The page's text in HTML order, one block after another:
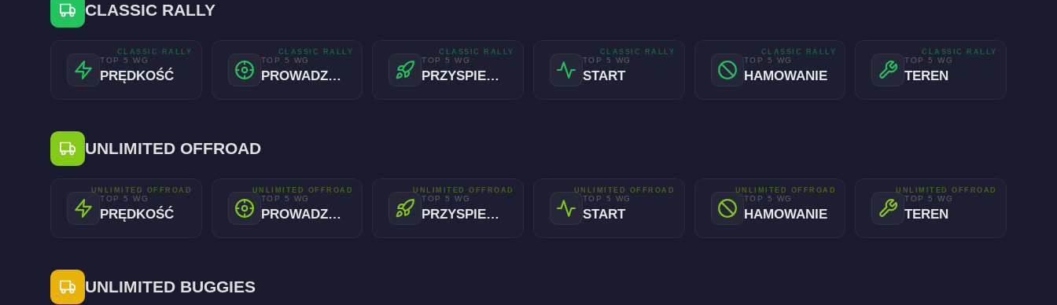
CLASSIC RALLY
TOP 5 WG
PRĘDKOŚĆ
CLASSIC RALLY
TOP 5 WG
PROWADZENIE
CLASSIC RALLY
TOP 5 WG
PRZYSPIESZENIE
CLASSIC RALLY
TOP 5 WG
START
CLASSIC RALLY
TOP 5 WG
HAMOWANIE
CLASSIC RALLY
TOP 5 WG
TEREN
CLASSIC RALLY
UNLIMITED OFFROAD
TOP 5 WG
PRĘDKOŚĆ
UNLIMITED OFFROAD
TOP 5 WG
PROWADZENIE
UNLIMITED OFFROAD
TOP 5 WG
PRZYSPIESZENIE
UNLIMITED OFFROAD
TOP 5 WG
START
UNLIMITED OFFROAD
TOP 5 WG
HAMOWANIE
UNLIMITED OFFROAD
TOP 5 WG
TEREN
UNLIMITED OFFROAD
UNLIMITED BUGGIES